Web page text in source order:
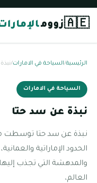
🇦🇪زووم
الرئيسية/السياحة في الامارات/
السياحة في الامارات
نبذة عن سد حتا
نبذة عن سد حتا توسطت
الحدود الإماراتية
والمدهشة التي تجذب
العالم،